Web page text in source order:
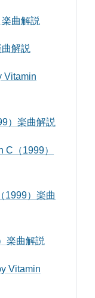
曲解説
解説
Vitamin
）楽曲解説
C（1999）
1999）楽曲
楽曲解説
Vitamin